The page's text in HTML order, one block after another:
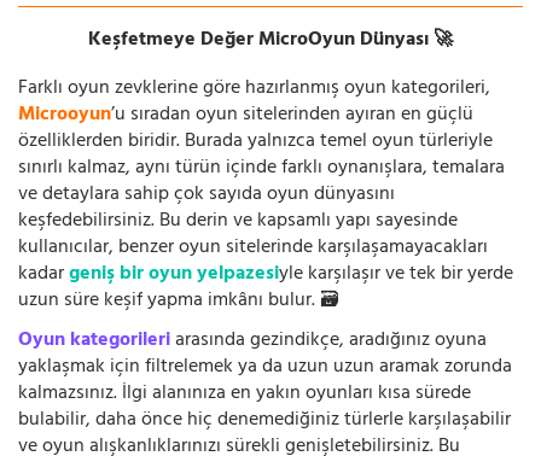
Keşfetmeye Değer MicroOyun Dünyası 🚀
Farklı oyun zevklerine göre hazırlanmış oyun kategorileri,
Microoyun’u sıradan oyun sitelerinden ayıran en güçlü
özelliklerden biridir. Burada yalnızca temel oyun türleriyle
sınırlı kalmaz, aynı türün içinde farklı oynanışlara, temalara
ve detaylara sahip çok sayıda oyun dünyasını
keşfedebilirsiniz. Bu derin ve kapsamlı yapı sayesinde
kullanıcılar, benzer oyun sitelerinde karşılaşamayacakları
kadargeniş bir oyun yelpazesiyle karşılaşır ve tek bir yerde
uzun süre keşif yapma imkânı bulur. 🗃️
Oyun kategorileriarasında gezindikçe, aradığınız oyuna
yaklaşmak için filtrelemek ya da uzun uzun aramak zorunda
kalmazsınız. İlgi alanınıza en yakın oyunları kısa sürede
bulabilir, daha önce hiç denemediğiniz türlerle karşılaşabilir
ve oyun alışkanlıklarınızı sürekli genişletebilirsiniz. Bu